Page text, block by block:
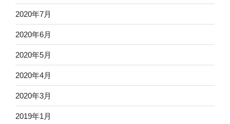
2020年7月
2020年6月
2020年5月
2020年4月
2020年3月
2019年1月